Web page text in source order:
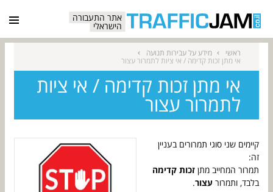
אתר התעבורה
הישראלי
ראשי מידע על עבירות תנועה
אי מתן זכות קדימה / אי ציות לתמרור עצור
אי מתן זכות קדימה / אי ציות
לתמרור עצור
קיימים שני סוגי תמרורים בעניין
זה:
תמרור המחייב מתן זכות קדימה
בלבד, ותמרור עצור.